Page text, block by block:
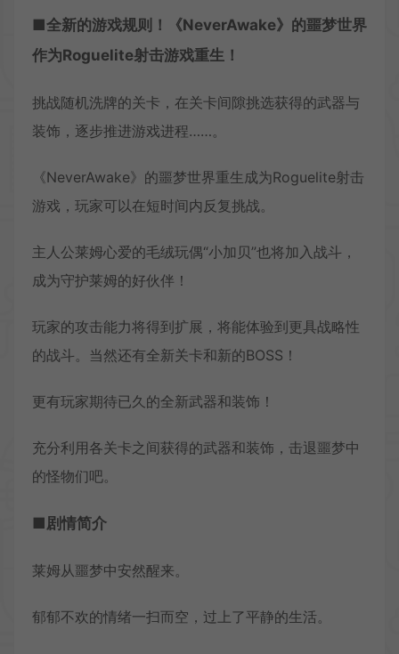
■全新的游戏规则！《NeverAwake》的噩梦世界
作为Roguelite射击游戏重生！
挑战随机洗牌的关卡，在关卡间隙挑选获得的武器与
装饰，逐步推进游戏进程……。
《NeverAwake》的噩梦世界重生成为Roguelite射击
游戏，玩家可以在短时间内反复挑战。
主人公莱姆心爱的毛绒玩偶“小加贝”也将加入战斗，
成为守护莱姆的好伙伴！
玩家的攻击能力将得到扩展，将能体验到更具战略性
的战斗。当然还有全新关卡和新的BOSS！
更有玩家期待已久的全新武器和装饰！
充分利用各关卡之间获得的武器和装饰，击退噩梦中
的怪物们吧。
■剧情简介
莱姆从噩梦中安然醒来。
郁郁不欢的情绪一扫而空，过上了平静的生活。